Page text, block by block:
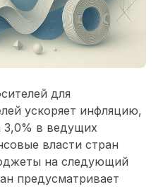
для
ускоряет инфляцию,
3,0% в ведущих
власти стран
на следующий
предусматривает